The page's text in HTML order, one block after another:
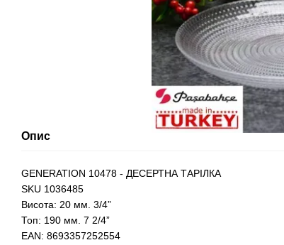
Опис
GENERATION 10478 - ДЕСЕРТНА ТАРІЛКА
SKU 1036485
Висота: 20 мм. 3/4”
Топ: 190 мм. 7 2/4”
EAN: 8693357252554